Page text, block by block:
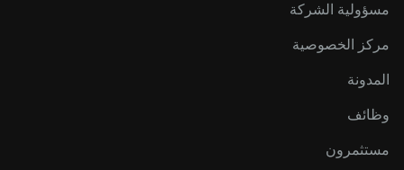
مسؤولية الشركة
مركز الخصوصية
المدونة
وظائف
مستثمرون